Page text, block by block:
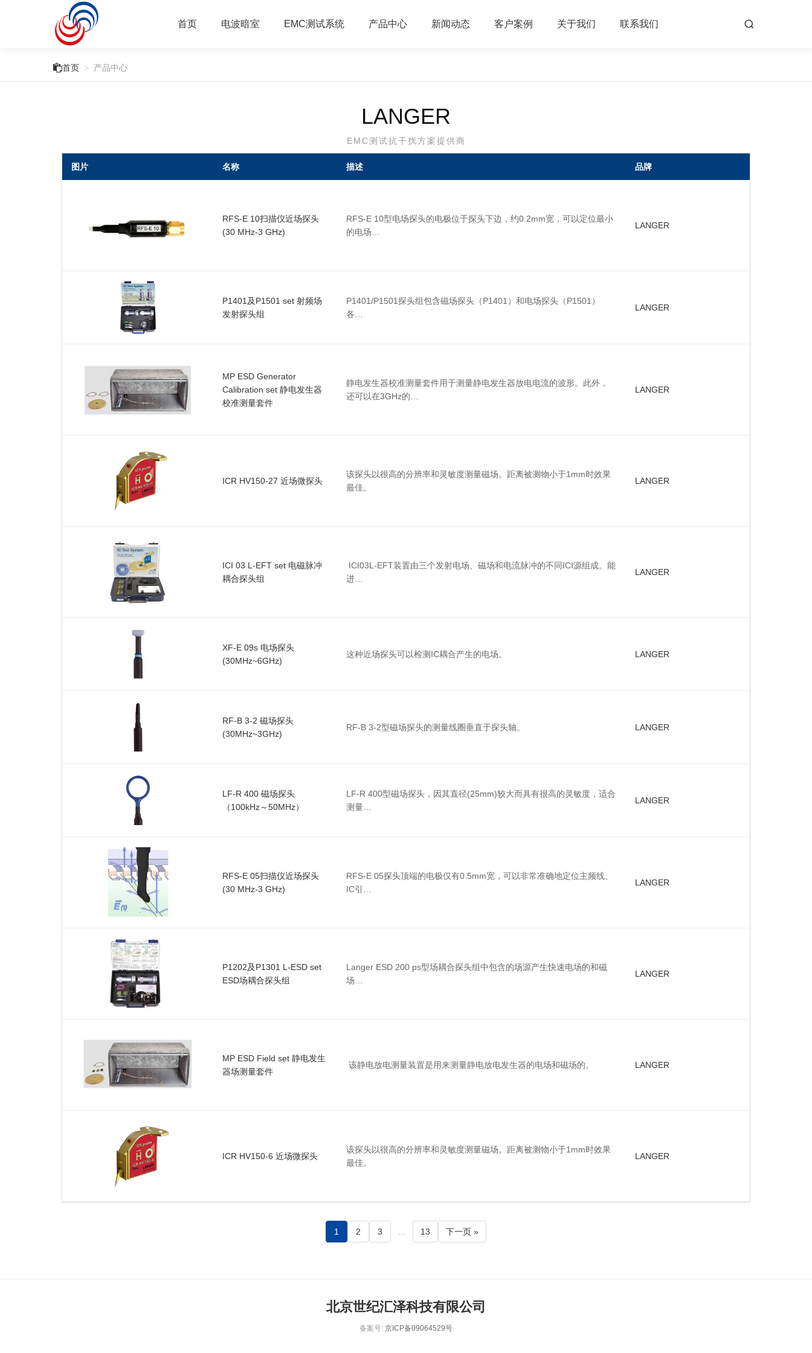
首页 电波暗室 EMC测试系统 产品中心 新闻动态 客户案例 关于我们 联系我们
首页 > 产品中心
LANGER
EMC测试抗干扰方案提供商
图片 名称 描述 品牌
RFS-E 10扫描仪近场探头
(30 MHz-3 GHz)
RFS-E 10型电场探头的电极位于探头下边，约0.2mm宽，可以定位最小
的电场…
LANGER
P1401及P1501 set 射频场
发射探头组
P1401/P1501探头组包含磁场探头（P1401）和电场探头（P1501）
各…
LANGER
MP ESD Generator
Calibration set 静电发生器
校准测量套件
静电发生器校准测量套件用于测量静电发生器放电电流的波形。此外，
还可以在3GHz的…
LANGER
ICR HV150-27 近场微探头
该探头以很高的分辨率和灵敏度测量磁场。距离被测物小于1mm时效果
最佳。
LANGER
ICI 03 L-EFT set 电磁脉冲
耦合探头组
ICI03L-EFT装置由三个发射电场、磁场和电流脉冲的不同ICI源组成。能
进…
LANGER
XF-E 09s 电场探头
(30MHz~6GHz)
这种近场探头可以检测IC耦合产生的电场。 LANGER
RF-B 3-2 磁场探头
(30MHz~3GHz)
RF-B 3-2型磁场探头的测量线圈垂直于探头轴。 LANGER
LF-R 400 磁场探头
（100kHz～50MHz）
LF-R 400型磁场探头，因其直径(25mm)较大而具有很高的灵敏度，适合
测量…
LANGER
RFS-E 05扫描仪近场探头
(30 MHz-3 GHz)
RFS-E 05探头顶端的电极仅有0.5mm宽，可以非常准确地定位主频线、
IC引…
LANGER
P1202及P1301 L-ESD set
ESD场耦合探头组
Langer ESD 200 ps型场耦合探头组中包含的场源产生快速电场的和磁
场…
LANGER
MP ESD Field set 静电发生
器场测量套件
该静电放电测量装置是用来测量静电放电发生器的电场和磁场的。 LANGER
ICR HV150-6 近场微探头
该探头以很高的分辨率和灵敏度测量磁场。距离被测物小于1mm时效果
最佳。
LANGER
1 2 3 13 下一页 »
北京世纪汇泽科技有限公司
备案号: 京ICP备09064529号